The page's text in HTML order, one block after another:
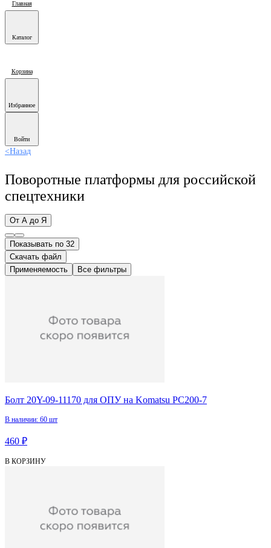
Главная
Каталог
Корзина
Избранное
Войти
<Назад
Поворотные платформы для российской
спецтехники
От А до Я
Показывать по 32
Скачать файл
Применяемость
Все фильтры
Болт 20Y-09-11170 для ОПУ на Komatsu PC200-7
В наличии: 60 шт
460 ₽
В КОРЗИНУ